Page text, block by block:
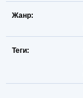
Жанр:
Теги: